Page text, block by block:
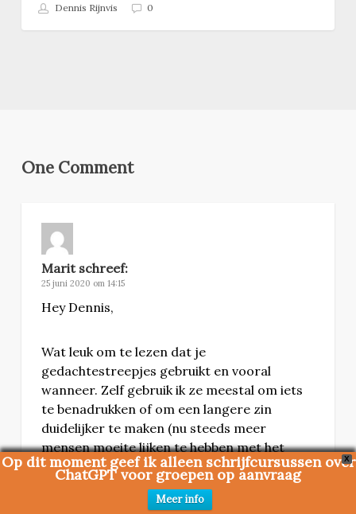
Dennis Rijnvis 0
One Comment
Marit schreef:
25 juni 2020 om 14:15
Hey Dennis,
Wat leuk om te lezen dat je
gedachtestreepjes gebruikt en vooral
wanneer. Zelf gebruik ik ze meestal om iets
te benadrukken of om een langere zin
duidelijker te maken (nu steeds meer
mensen moeite lijken te hebben met het
lezen van zinsdelen die met komma’s zijn
X
Op dit moment geef ik alleen schrijfcursussen over
ChatGPT voor groepen op aanvraag
Meer info